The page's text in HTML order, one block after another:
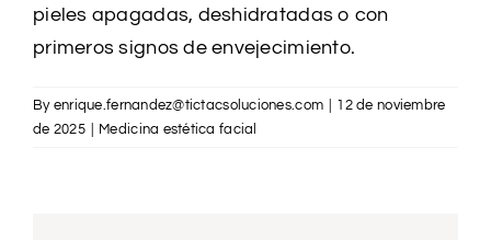
pieles apagadas, deshidratadas o con
primeros signos de envejecimiento.
By enrique.fernandez@tictacsoluciones.com
12 de noviembre
de 2025
Medicina estética facial